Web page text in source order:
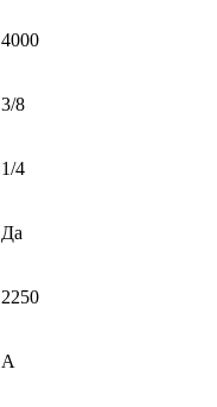
4000
3/8
1/4
Да
2250
A